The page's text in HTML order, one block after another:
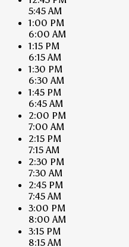
5:45 AM
1:00 PM
6:00 AM
1:15 PM
6:15 AM
1:30 PM
6:30 AM
1:45 PM
6:45 AM
2:00 PM
7:00 AM
2:15 PM
7:15 AM
2:30 PM
7:30 AM
2:45 PM
7:45 AM
3:00 PM
8:00 AM
3:15 PM
8:15 AM